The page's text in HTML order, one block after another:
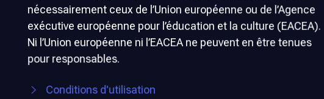
nécessairement ceux de l’Union européenne ou de l’Agence
exécutive européenne pour l’éducation et la culture (EACEA).
Ni l’Union européenne ni l’EACEA ne peuvent en être tenues
pour responsables.
Conditions d'utilisation